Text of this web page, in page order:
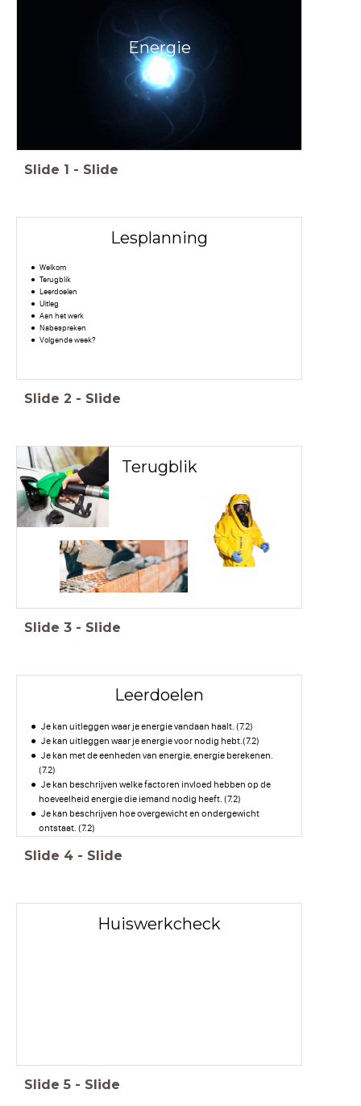
Energie
Slide 1 - Slide
Lesplanning
Welkom
Terugblik
Leerdoelen
Uitleg
Aan het werk
Nabespreken
Volgende week?
Slide 2 - Slide
Terugblik
Slide 3 - Slide
Leerdoelen
Je kan uitleggen waar je energie vandaan haalt. (7.2)
Je kan uitleggen waar je energie voor nodig hebt.(7.2)
Je kan met de eenheden van energie, energie berekenen.
(7.2)
Je kan beschrijven welke factoren invloed hebben op de
hoeveelheid energie die iemand nodig heeft. (7.2)
Je kan beschrijven hoe overgewicht en ondergewicht
ontstaat. (7.2)
je te veel vet binnenkrijgt. (7.2
Slide 4 - Slide
Huiswerkcheck
Slide 5 - Slide